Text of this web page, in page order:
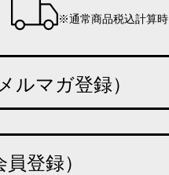
※通常商品税込計算時
ルマガ登録）
登録）